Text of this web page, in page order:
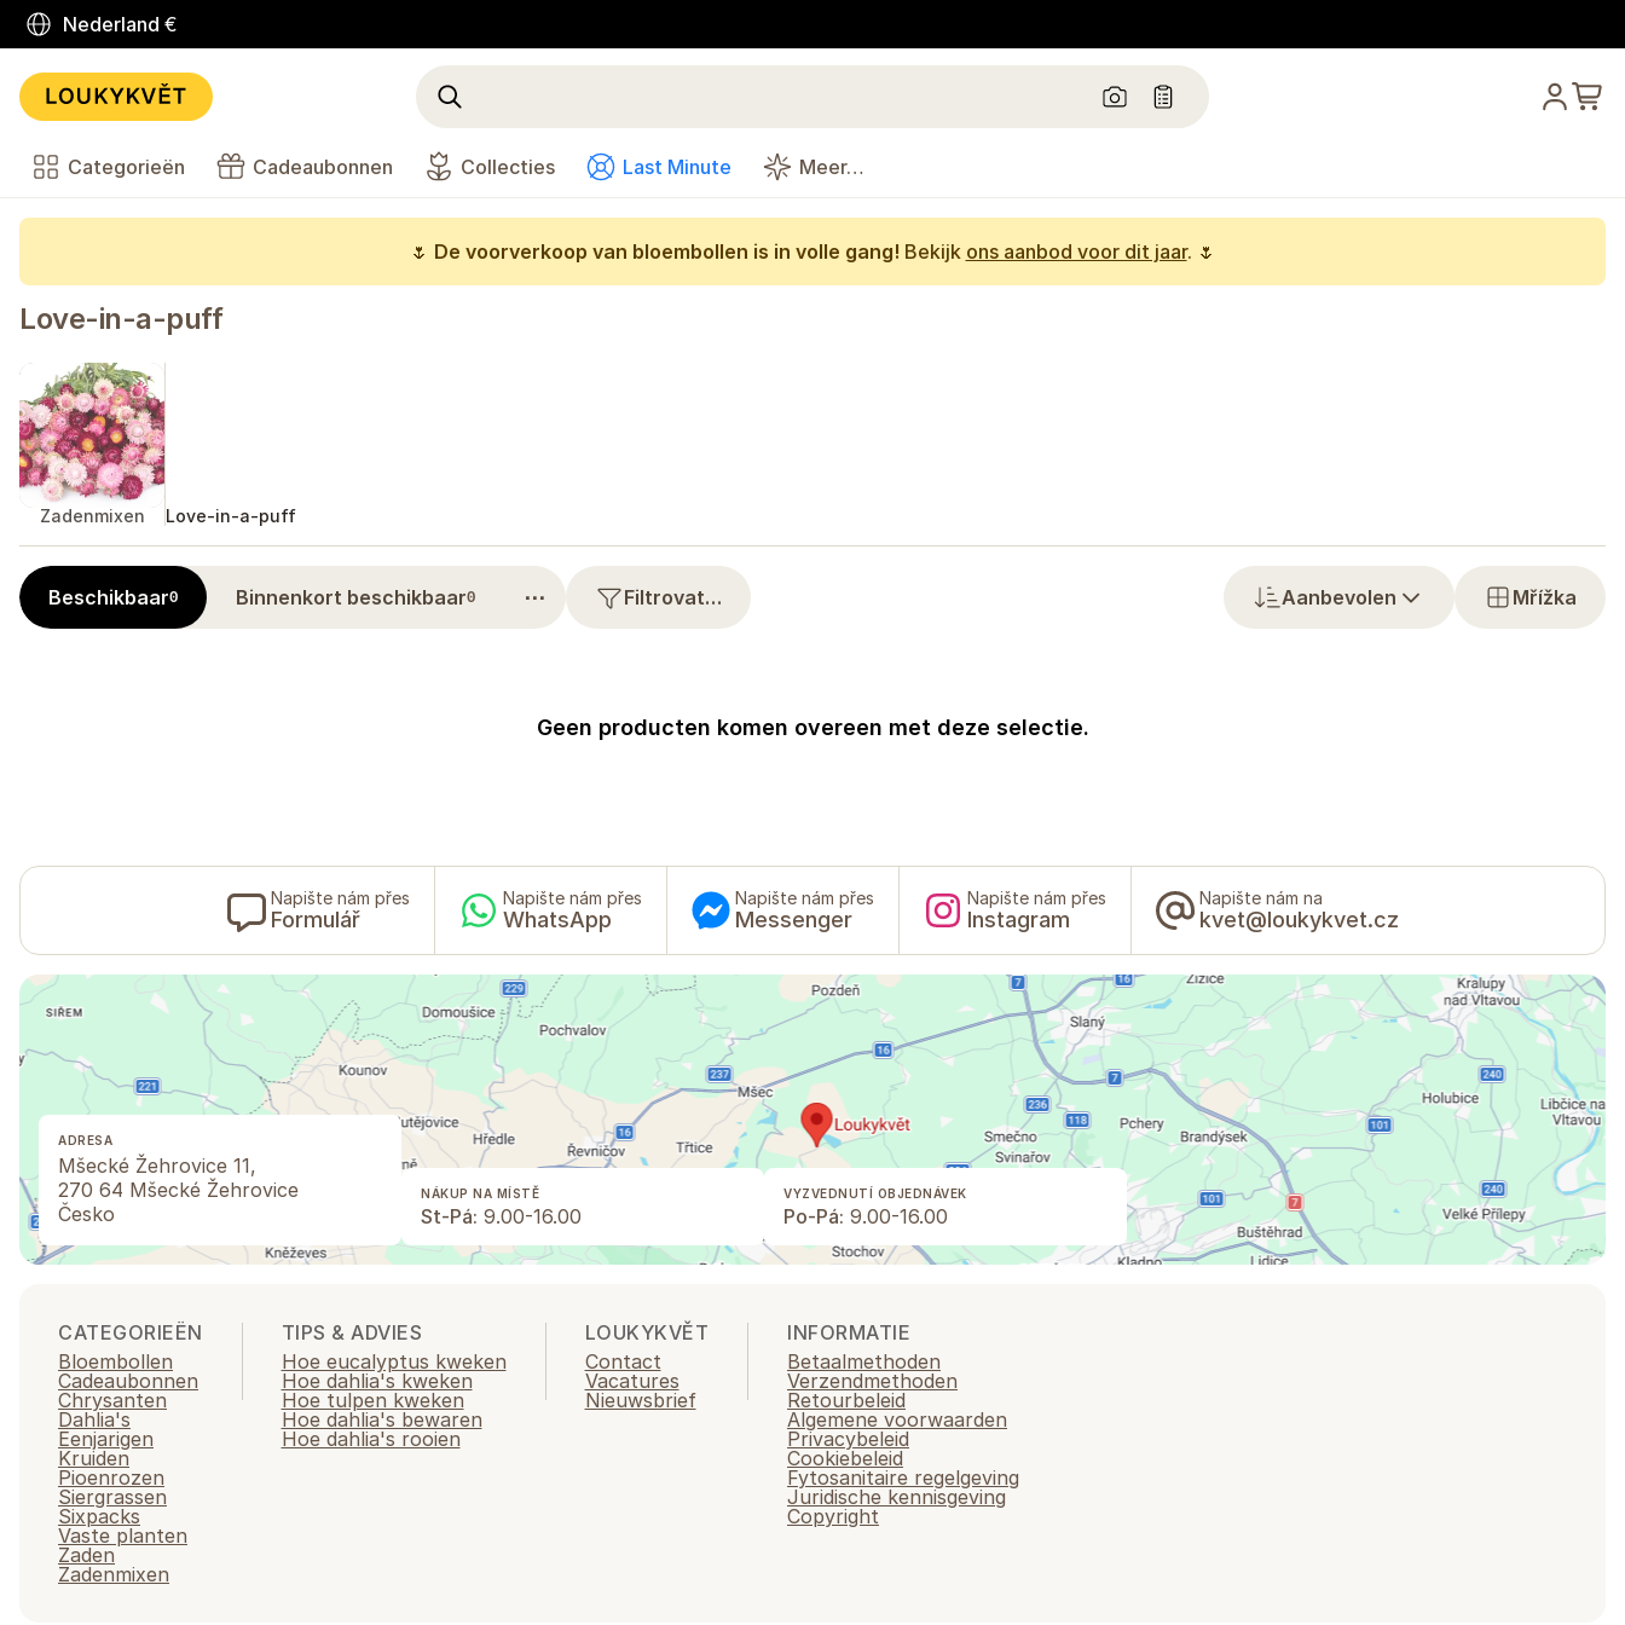
Nederland €
Categorieën Cadeaubonnen Collecties Last Minute Meer…
🌷 De voorverkoop van bloembollen is in volle gang! Bekijk ons aanbod voor dit jaar. 🌷
Love-in-a-puff
Zadenmixen Love-in-a-puff
Beschikbaar0 Binnenkort beschikbaar0 ⋯ Filtrovat… Aanbevolen Mřížka
Geen producten komen overeen met deze selectie.
Napište nám přes
Formulář
Napište nám přes
WhatsApp
Napište nám přes
Messenger
Napište nám přes
Instagram
Napište nám na
kvet@loukykvet.cz
ADRESA
Mšecké Žehrovice 11,
270 64 Mšecké Žehrovice
Česko
NÁKUP NA MÍSTĚ
St-Pá: 9.00-16.00
VYZVEDNUTÍ OBJEDNÁVEK
Po-Pá: 9.00-16.00
CATEGORIEËN
Bloembollen
Cadeaubonnen
Chrysanten
Dahlia's
Eenjarigen
Kruiden
Pioenrozen
Siergrassen
Sixpacks
Vaste planten
Zaden
Zadenmixen
TIPS & ADVIES
Hoe eucalyptus kweken
Hoe dahlia's kweken
Hoe tulpen kweken
Hoe dahlia's bewaren
Hoe dahlia's rooien
LOUKYKVĚT
Contact
Vacatures
Nieuwsbrief
INFORMATIE
Betaalmethoden
Verzendmethoden
Retourbeleid
Algemene voorwaarden
Privacybeleid
Cookiebeleid
Fytosanitaire regelgeving
Juridische kennisgeving
Copyright